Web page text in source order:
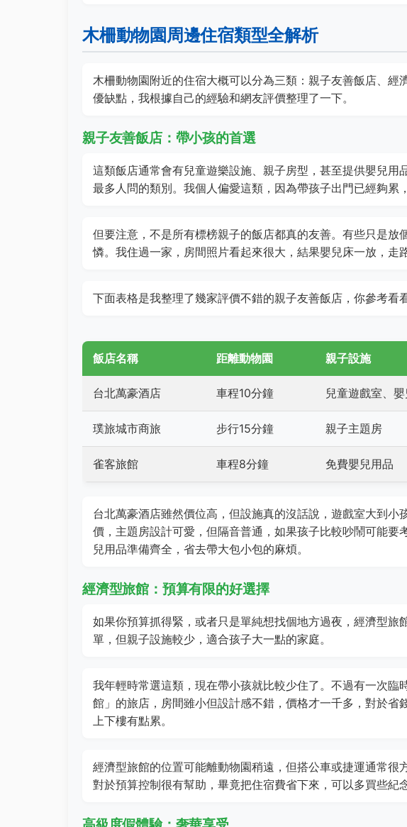
木柵動物園周邊住宿類型全解析
木柵動物園附近的住宿大概可以分為三類：親子友善飯店、經
優缺點，我根據自己的經驗和網友評價整理了一下。
親子友善飯店：帶小孩的首選
這類飯店通常會有兒童遊樂設施、親子房型，甚至提供嬰兒用
最多人問的類別。我個人偏愛這類，因為帶孩子出門已經夠累
但要注意，不是所有標榜親子的飯店都真的友善。有些只是放
憐。我住過一家，房間照片看起來很大，結果嬰兒床一放，走
下面表格是我整理了幾家評價不錯的親子友善飯店，你參考看
飯店名稱 距離動物園 親子設施
台北萬豪酒店 車程10分鐘 兒童遊戲室、
璞旅城市商旅 步行15分鐘 親子主題房
雀客旅館 車程8分鐘 免費嬰兒用品
台北萬豪酒店雖然價位高，但設施真的沒話說，遊戲室大到小
價，主題房設計可愛，但隔音普通，如果孩子比較吵鬧可能要
兒用品準備齊全，省去帶大包小包的麻煩。
經濟型旅館：預算有限的好選擇
如果你預算抓得緊，或者只是單純想找個地方過夜，經濟型旅
單，但親子設施較少，適合孩子大一點的家庭。
我年輕時常選這類，現在帶小孩就比較少住了。不過有一次臨
館」的旅店，房間雖小但設計感不錯，價格才一千多，對於省
上下樓有點累。
經濟型旅館的位置可能離動物園稍遠，但搭公車或捷運通常很
對於預算控制很有幫助，畢竟把住宿費省下來，可以多買些紀